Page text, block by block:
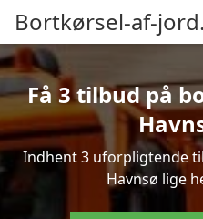
Bortkørsel-af-
Få 3 tilbud på
Indhent 3 uforpligtende
Havnsø lige